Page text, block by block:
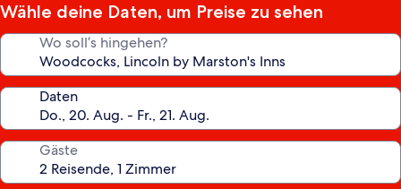
Wähle deine Daten, um Preise zu sehen
Wo soll’s hingehen?
Daten
Gäste